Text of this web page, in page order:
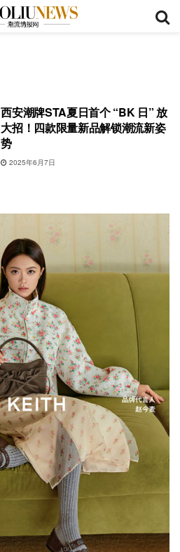
西安潮牌STA夏日首个 “BK 日” 放
大招！四款限量新品解锁潮流新姿
势
2025年6月7日